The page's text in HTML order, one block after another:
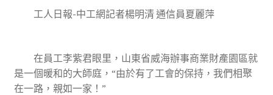
工人日報-中工網記者楊明清 通信員夏麗萍
在員工李紫君眼里，山東省威海辦事商業財產園區就
是一個暖和的大師庭，“由於有了工會的保持，我們相聚
在一路，親如一家！”